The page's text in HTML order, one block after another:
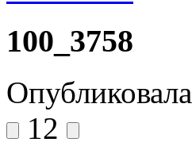
100_3758
Опубликовала
12